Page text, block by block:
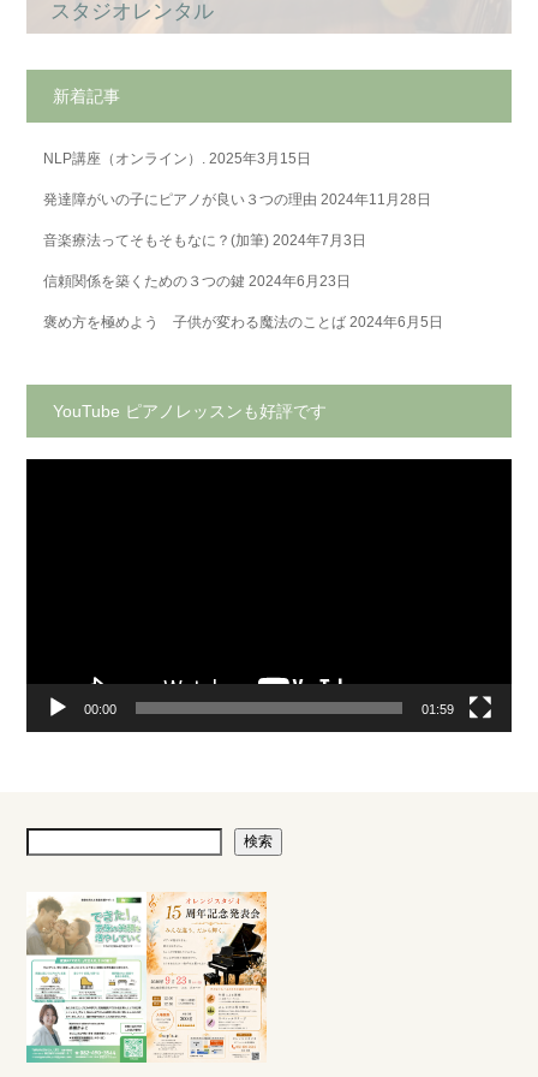
スタジオレンタル
新着記事
NLP講座（オンライン）. 2025年3月15日
発達障がいの子にピアノが良い３つの理由 2024年11月28日
音楽療法ってそもそもなに？(加筆) 2024年7月3日
信頼関係を築くための３つの鍵 2024年6月23日
褒め方を極めよう 子供が変わる魔法のことば 2024年6月5日
YouTube ピアノレッスンも好評です
動
00:00 01:59
検索